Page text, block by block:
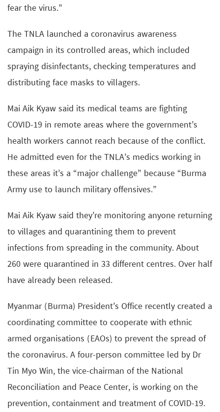
fear the virus.”
The TNLA launched a coronavirus awareness
campaign in its controlled areas, which included
spraying disinfectants, checking temperatures and
distributing face masks to villagers.
Mai Aik Kyaw said its medical teams are fighting
COVID-19 in remote areas where the government’s
health workers cannot reach because of the conflict.
He admitted even for the TNLA’s medics working in
these areas it’s a “major challenge” because “Burma
Army use to launch military offensives.”
Mai Aik Kyaw said they’re monitoring anyone returning
to villages and quarantining them to prevent
infections from spreading in the community. About
260 were quarantined in 33 different centres. Over half
have already been released.
Myanmar (Burma) President’s Office recently created a
coordinating committee to cooperate with ethnic
armed organisations (EAOs) to prevent the spread of
the coronavirus. A four-person committee led by Dr
Tin Myo Win, the vice-chairman of the National
Reconciliation and Peace Center, is working on the
prevention, containment and treatment of COVID-19.